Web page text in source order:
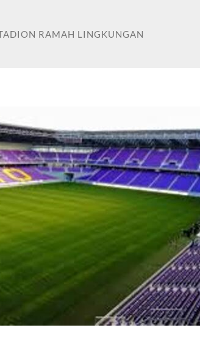
RAMAH LINGKUNGAN